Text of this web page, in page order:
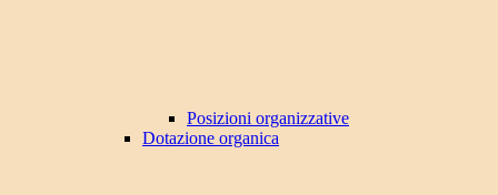
Posizioni organizzative
Dotazione organica